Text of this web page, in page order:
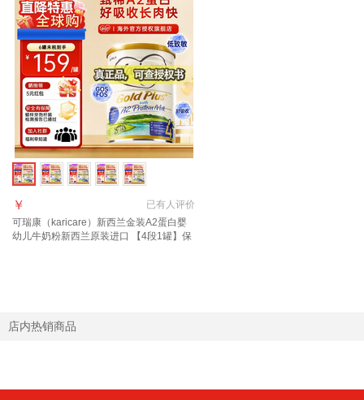
已有人评价
￥
可瑞康（karicare）新西兰金装A2蛋白婴
幼儿牛奶粉新西兰原装进口 【4段1罐】保
店内热销商品